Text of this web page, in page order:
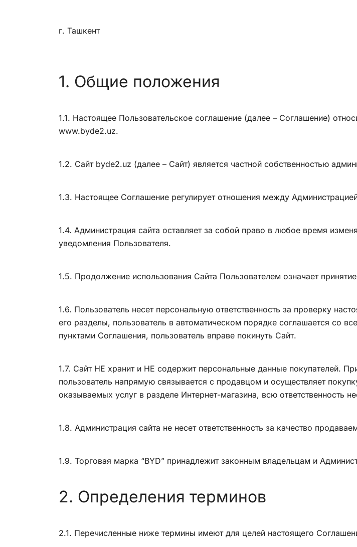
г. Ташкент
1. Общие положения
1.1. Настоящее Пользовательское соглашение (далее – Соглашение)
www.byde2.uz.
1.2. Сайт byde2.uz (далее – Сайт) является частной собственностью
1.3. Настоящее Соглашение регулирует отношения между
1.4. Администрация сайта оставляет за собой право в любое время
уведомления Пользователя.
1.5. Продолжение использования Сайта Пользователем означает
1.6. Пользователь несет персональную ответственность за проверку
его разделы, пользователь в автоматическом порядке соглашается со
пунктами Соглашения, пользователь вправе покинуть Сайт.
1.7. Сайт НЕ хранит и НЕ содержит персональные данные покупателей.
пользователь напрямую связывается с продавцом и осуществляет
оказываемых услуг в разделе Интернет-магазина, всю ответственность
1.8. Администрация сайта не несет ответственность за качество
1.9. Торговая марка “BYD” принадлежит законным владельцам и
2. Определения терминов
2.1. Перечисленные ниже термины имеют для целей настоящего